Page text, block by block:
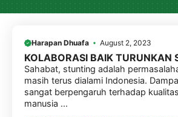
Harapan Dhuafa August 2, 2023
KOLABORASI BAIK TURUNKAN
Sahabat, stunting adalah
masih terus dialami Indonesia.
sangat berpengaruh terhadap
manusia ...